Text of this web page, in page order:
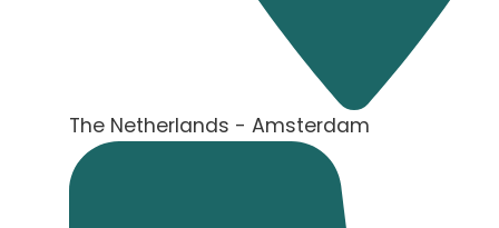
The Netherlands - Amsterdam